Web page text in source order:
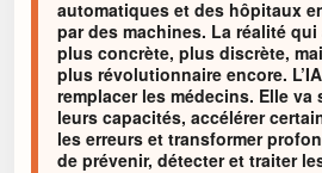
automatiques et des hôpitaux
par des machines. La réalité
plus concrète, plus discrète,
plus révolutionnaire encore.
remplacer les médecins. Elle
leurs capacités, accélérer
les erreurs et transformer
de prévenir, détecter et traiter